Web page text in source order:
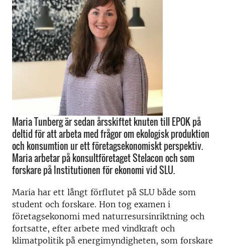
Maria Tunberg är sedan årsskiftet knuten till EPOK på
deltid för att arbeta med frågor om ekologisk produktion
och konsumtion ur ett företagsekonomiskt perspektiv.
Maria arbetar på konsultföretaget Stelacon och som
forskare på Institutionen för ekonomi vid SLU.
Maria har ett långt förflutet på SLU både som
student och forskare. Hon tog examen i
företagsekonomi med naturresursinriktning och
fortsatte, efter arbete med vindkraft och
klimatpolitik på energimyndigheten, som forskare